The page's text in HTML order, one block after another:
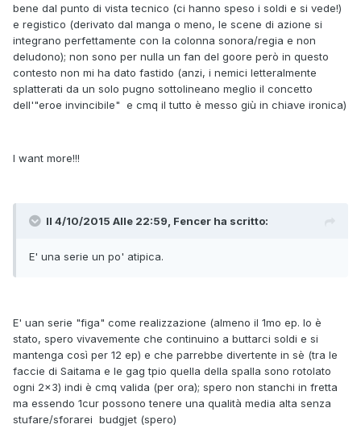
bene dal punto di vista tecnico (ci hanno speso i soldi e si vede!)
e registico (derivato dal manga o meno, le scene di azione si
integrano perfettamente con la colonna sonora/regia e non
deludono); non sono per nulla un fan del goore però in questo
contesto non mi ha dato fastido (anzi, i nemici letteralmente
splatterati da un solo pugno sottolineano meglio il concetto
dell'"eroe invincibile" e cmq il tutto è messo giù in chiave ironica)
I want more!!!
Il 4/10/2015 Alle 22:59, Fencer ha scritto:
E' una serie un po' atipica.
E' uan serie "figa" come realizzazione (almeno il 1mo ep. lo è
stato, spero vivavemente che continuino a buttarci soldi e si
mantenga così per 12 ep) e che parrebbe divertente in sè (tra le
faccie di Saitama e le gag tpio quella della spalla sono rotolato
ogni 2x3) indi è cmq valida (per ora); spero non stanchi in fretta
ma essendo 1cur possono tenere una qualità media alta senza
stufare/sforarei budgjet (spero)